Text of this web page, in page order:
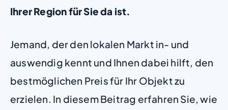
Ihrer Region für Sie da ist.
Jemand, der den lokalen Markt in- und
auswendig kennt und Ihnen dabei hilft, den
bestmöglichen Preis für Ihr Objekt zu
erzielen. In diesem Beitrag erfahren Sie, wie